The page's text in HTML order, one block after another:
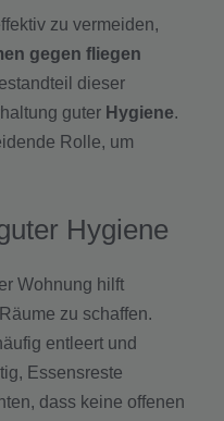
zu vermeiden,
gegen fliegen
dieser
guter Hygiene.
Rolle, um
Hygiene
Wohnung hilft
zu schaffen.
entleert und
Essensreste
dass keine offenen